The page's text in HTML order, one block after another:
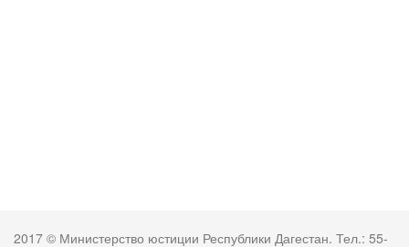
2017 © Министерство юстиции Республики Дагестан. Тел.: 55-